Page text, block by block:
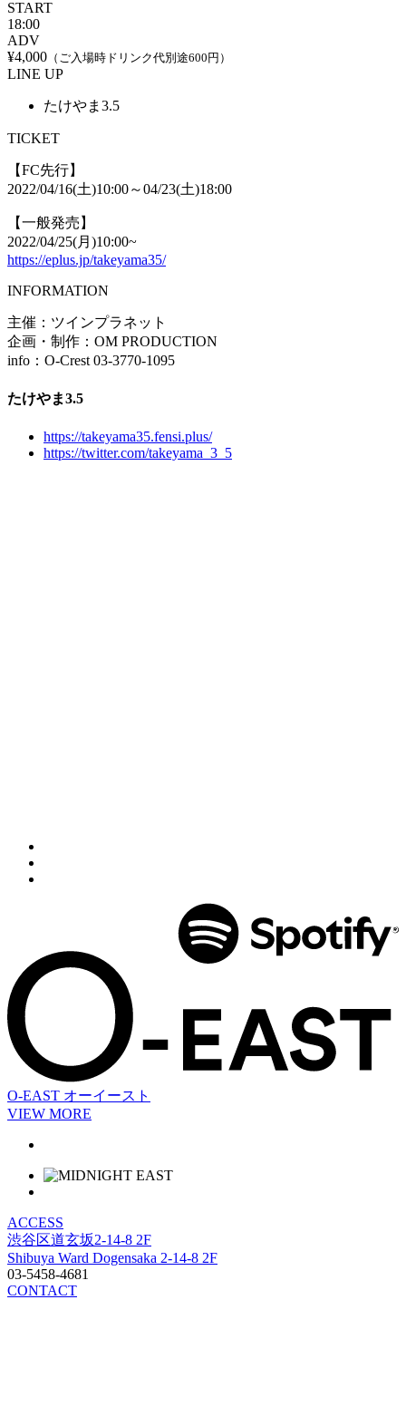
START
18:00
ADV
¥4,000 （ご入場時ドリンク代別途600円）
LINE UP
たけやま3.5
TICKET
【FC先行】
2022/04/16(土)10:00～04/23(土)18:00
【一般発売】
2022/04/25(月)10:00~
https://eplus.jp/takeyama35/
INFORMATION
主催：ツインプラネット
企画・制作：OM PRODUCTION
info：O-Crest 03-3770-1095
たけやま3.5
https://takeyama35.fensi.plus/
https://twitter.com/takeyama_3_5
O-EAST オーイースト
VIEW MORE
ACCESS
渋谷区道玄坂2-14-8 2F
Shibuya Ward Dogensaka 2-14-8 2F
03-5458-4681
CONTACT